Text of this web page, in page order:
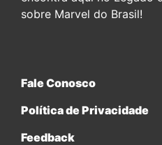
sobre Marvel do Brasil!
Fale Conosco
Política de Privacidade
Feedback